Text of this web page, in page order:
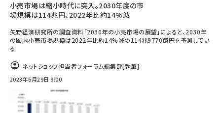
小売市場は縮小時代に突入。2030年度の市
場規模は114兆円、2022年比約14%減
矢野経済研究所の調査資料「2030年の小売市場の展望」によると、2030年
の国内小売市場規模は2022年比約14%減の114兆9770億円を予測してい
る
ネットショップ担当者フォーラム編集部[執筆]
2023年6月29日 9:00